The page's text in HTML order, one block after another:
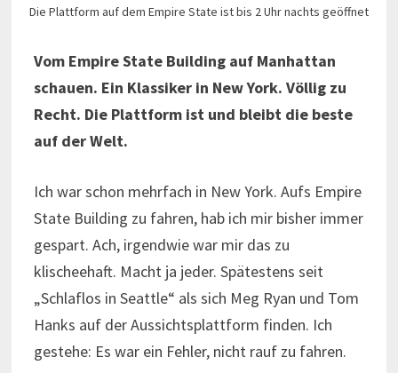
Die Plattform auf dem Empire State ist bis 2 Uhr nachts geöffnet
Vom Empire State Building auf Manhattan
schauen. Ein Klassiker in New York. Völlig zu
Recht. Die Plattform ist und bleibt die beste
auf der Welt.
Ich war schon mehrfach in New York. Aufs Empire
State Building zu fahren, hab ich mir bisher immer
gespart. Ach, irgendwie war mir das zu
klischeehaft. Macht ja jeder. Spätestens seit
„Schlaflos in Seattle“ als sich Meg Ryan und Tom
Hanks auf der Aussichtsplattform finden. Ich
gestehe: Es war ein Fehler, nicht rauf zu fahren.